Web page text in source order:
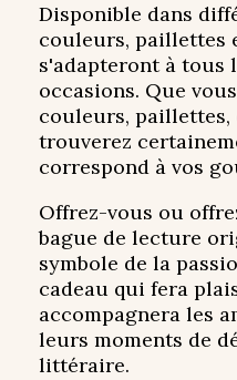
Disponible dans
couleurs, paillettes
s'adapteront à tous
occasions. Que
couleurs, paillettes,
trouverez
correspond à vos
Offrez-vous ou
bague de lecture
symbole de la
cadeau qui fera
accompagnera les
leurs moments de
littéraire.